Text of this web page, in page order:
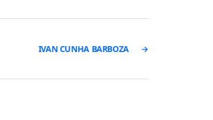
→
IVAN CUNHA BARBOZA